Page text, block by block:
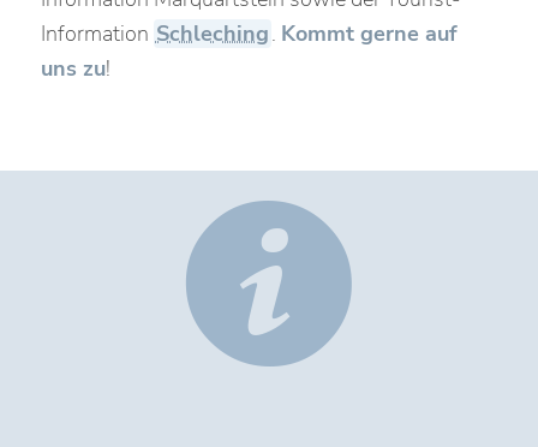
Information Schleching. Kommt gerne auf
uns zu!